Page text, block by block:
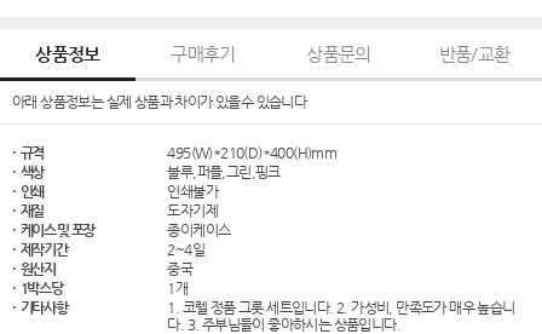
상품정보 구매후기 상품문의 반품/교환
아래 상품정보는 실제 상품과 차이가 있을수 있습니다
· 규격
495(W)*210(D)*400(H)mm
· 색상
블루,퍼플,그린,핑크
· 인쇄
인쇄불가
· 재질
도자기제
· 케이스 및 포장
종이케이스
· 제작기간
2~4일
· 원산지
중국
· 1박스당
1개
· 기타사항
1. 코렐 정품 그릇 세트입니다. 2. 가성비, 만족도가 매우 높습니
다. 3. 주부님들이 좋아하시는 상품입니다.